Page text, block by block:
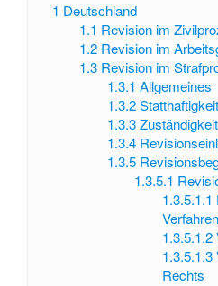
1 Deutschland
1.1 Revision im
1.2 Revision im
1.3 Revision im
1.3.1 Allgemeines
1.3.2 Statthaftigkeit
1.3.3 Zuständigkeit
1.3.4
1.3.5
1.3.5.1
1.3.5.1.1
1.3.5.1.2
1.3.5.1.3
Rechts